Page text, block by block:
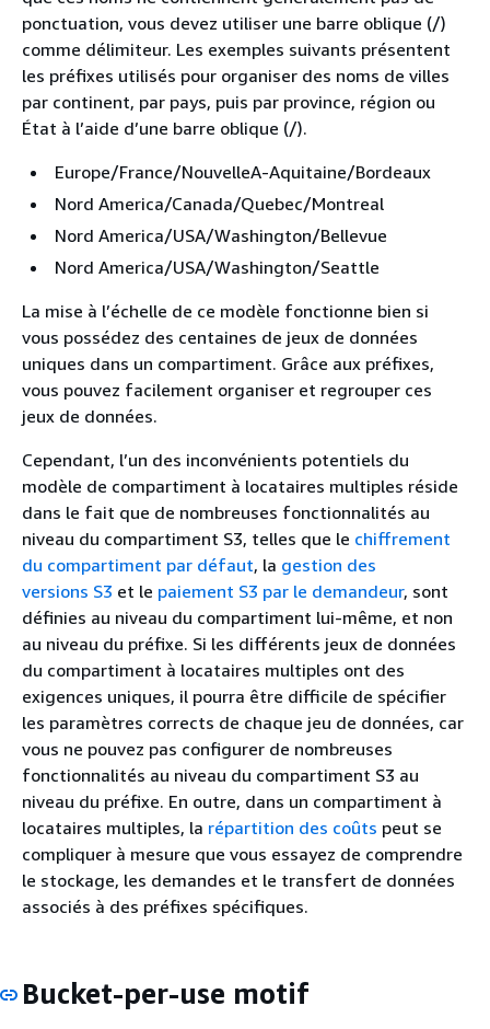
ponctuation, vous devez utiliser une barre oblique (/)
comme délimiteur. Les exemples suivants présentent
les préfixes utilisés pour organiser des noms de villes
par continent, par pays, puis par province, région ou
État à l’aide d’une barre oblique (/).
Europe/France/NouvelleA-Aquitaine/Bordeaux
Nord America/Canada/Quebec/Montreal
Nord America/USA/Washington/Bellevue
Nord America/USA/Washington/Seattle
La mise à l’échelle de ce modèle fonctionne bien si
vous possédez des centaines de jeux de données
uniques dans un compartiment. Grâce aux préfixes,
vous pouvez facilement organiser et regrouper ces
jeux de données.
Cependant, l’un des inconvénients potentiels du
modèle de compartiment à locataires multiples réside
dans le fait que de nombreuses fonctionnalités au
niveau du compartiment S3, telles que le chiffrement
du compartiment par défaut, la gestion des
versions S3 et le paiement S3 par le demandeur, sont
définies au niveau du compartiment lui-même, et non
au niveau du préfixe. Si les différents jeux de données
du compartiment à locataires multiples ont des
exigences uniques, il pourra être difficile de spécifier
les paramètres corrects de chaque jeu de données, car
vous ne pouvez pas configurer de nombreuses
fonctionnalités au niveau du compartiment S3 au
niveau du préfixe. En outre, dans un compartiment à
locataires multiples, la répartition des coûts peut se
compliquer à mesure que vous essayez de comprendre
le stockage, les demandes et le transfert de données
associés à des préfixes spécifiques.
Bucket-per-use motif